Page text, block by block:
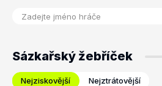
Sázkařský žebříček
Nejziskovější Nejztrátovější